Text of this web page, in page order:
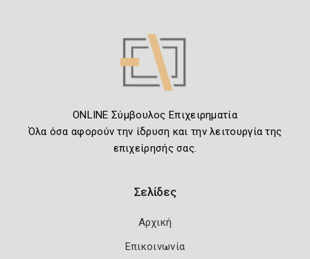
ONLINE Σύμβουλος Επιχειρηματία
Όλα όσα αφορούν την ίδρυση και την λειτουργία της
επιχείρησής σας.
Σελίδες
Αρχική
Επικοινωνία